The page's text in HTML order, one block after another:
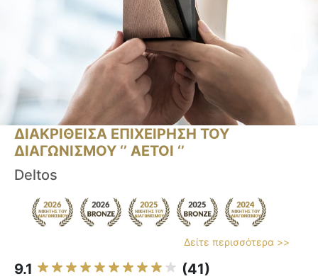
ΔΙΑΚΡΙΘΕΙΣΑ ΕΠΙΧΕΙΡΗΣΗ ΤΟΥ
ΔΙΑΓΩΝΙΣΜΟΥ ‘’ ΑΕΤΟΙ ‘’
Deltos
Δείτε περισσότερα >>
9.1 (41)